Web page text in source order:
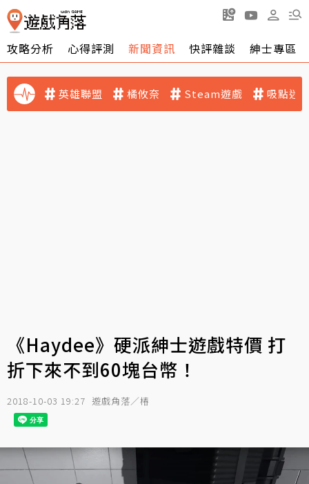
攻略分析 心得評測 新聞資訊 快評雜談 紳士專區
英雄聯盟 橘攸奈 Steam遊戲 吸點迷
《Haydee》硬派紳士遊戲特價 打
折下來不到60塊台幣！
2018-10-03 19:27 遊戲角落／椿